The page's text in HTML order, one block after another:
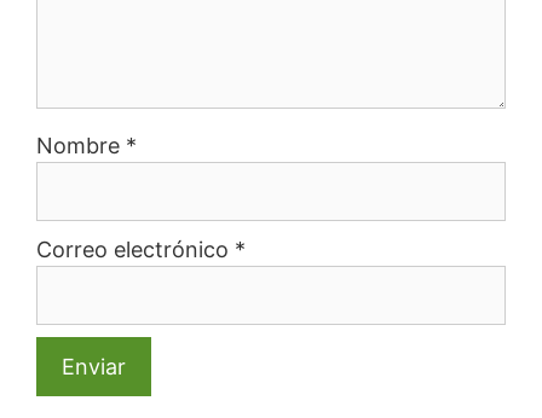
Nombre *
Correo electrónico *